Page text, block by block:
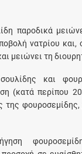
παροδικά
νατρίου και,
μειώνει τη
και
(κατά περίπου
της